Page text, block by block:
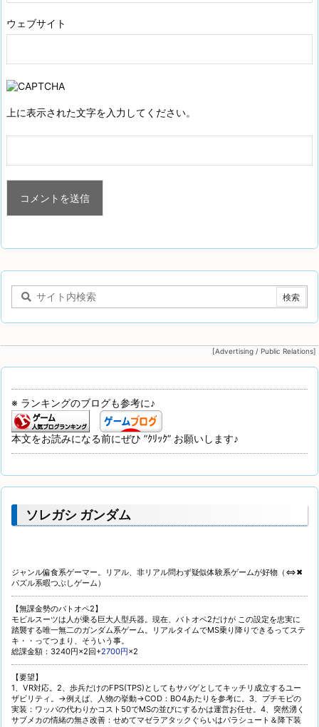
ウェブサイト
上に表示された文字を入力してください。
[Advertising / Public Relations]
※ ランキングのブログも参考に♪
本文をお読みになる前にぜひ ”ｸﾘｯｸ” お願いします♪
ソレガシ ガンダム
ジャンル偏食系ゲーマー。リアル、非リアル問わず疑似体験系ゲームが好物（⇔✖
パズル系暇つぶしゲーム）
【無課金勢のバトオペ2】
モビルスーツは人が乗る巨大人型兵器。現在、バトオペ2だけが この設定を忠実に
踏襲する唯一無二のガンダム系ゲーム。リアルタイムでMS乗り降りできるってステ
キ・・ってつまり、そういう事。
総課金額：3240円×2回+2700円×2
【要望】
1、VR対応。2、歩兵だけのFPS(TPS)としてもサバゲとしてキッチリ成立するユー
ザビリティ。→例えば、人物の挙動→COD：BO4あたりを参考に。3、プチモビの
実装：ワッパの代わりかコスト50でMSの並びにするかは運営お任せ。4、突然湧く
サブメカの情緒の無さ改善：せめてマゼラアタックぐらいはパラシュート＆降下装